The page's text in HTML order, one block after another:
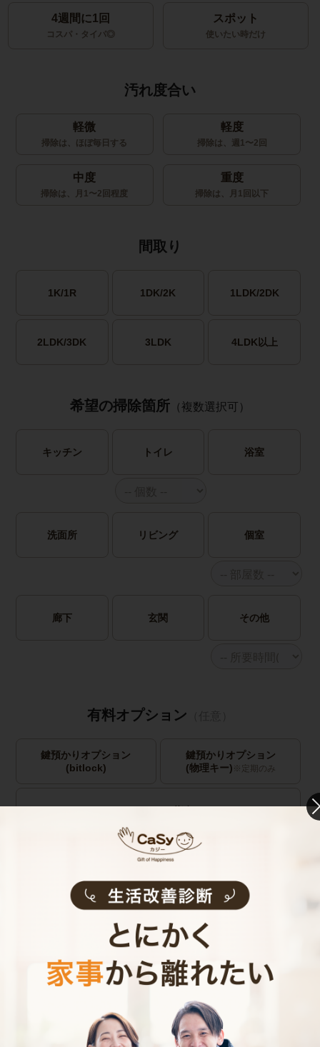
4週間に1回
コスパ・タイパ◎
スポット
使いたい時だけ
汚れ度合い
軽微
掃除は、ほぼ毎日する
軽度
掃除は、週1〜2回
中度
掃除は、月1〜2回程度
重度
掃除は、月1回以下
間取り
1K/1R 1DK/2K 1LDK/2DK
2LDK/3DK 3LDK 4LDK以上
希望の掃除箇所 （複数選択可）
キッチン トイレ 浴室
洗面所 リビング 個室
廊下 玄関 その他
有料オプション
鍵預かりオプション
(bitlock)
鍵預かりオプション
(物理キー) ※定期のみ
お見積り内容